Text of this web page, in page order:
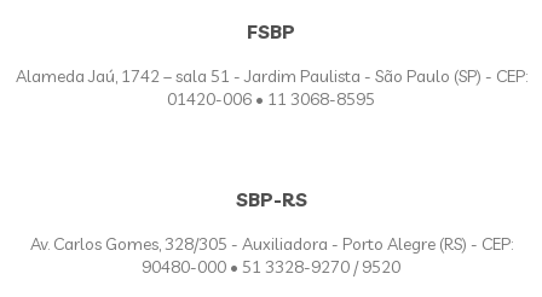
FSBP
Alameda Jaú, 1742 – sala 51 - Jardim Paulista - São Paulo (SP) - CEP:
01420-006 • 11 3068-8595
SBP-RS
Av. Carlos Gomes, 328/305 - Auxiliadora - Porto Alegre (RS) - CEP:
90480-000 • 51 3328-9270 / 9520